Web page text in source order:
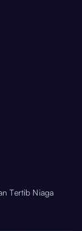
Tertib Niaga